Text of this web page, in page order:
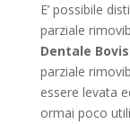
E’ possibile
parziale
Dentale
parziale
essere levata
ormai poco